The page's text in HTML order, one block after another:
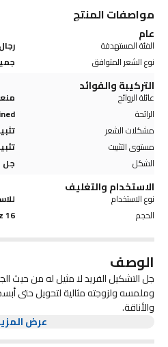
مواصفات المنتج
عام
الفئة المستهدفة
رجال
نوع الشعر المتوافق
التركيبة والفوائد
عائلة الروائح
الرائحة
مشكلات الشعر
مستوى التثبيت
الشكل
جل
الاستخدام والتغليف
نوع الاستخدام
الحجم
16 oz
الوصف
جل التشكيل الفريد لا مثيل له من حيث
وملمسه ولزوجته مثالية لتحويل حتى
والأناقة.
عرض